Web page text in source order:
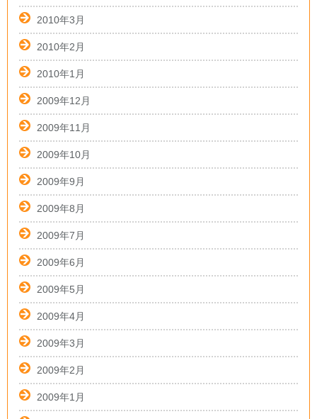
2010年3月
2010年2月
2010年1月
2009年12月
2009年11月
2009年10月
2009年9月
2009年8月
2009年7月
2009年6月
2009年5月
2009年4月
2009年3月
2009年2月
2009年1月